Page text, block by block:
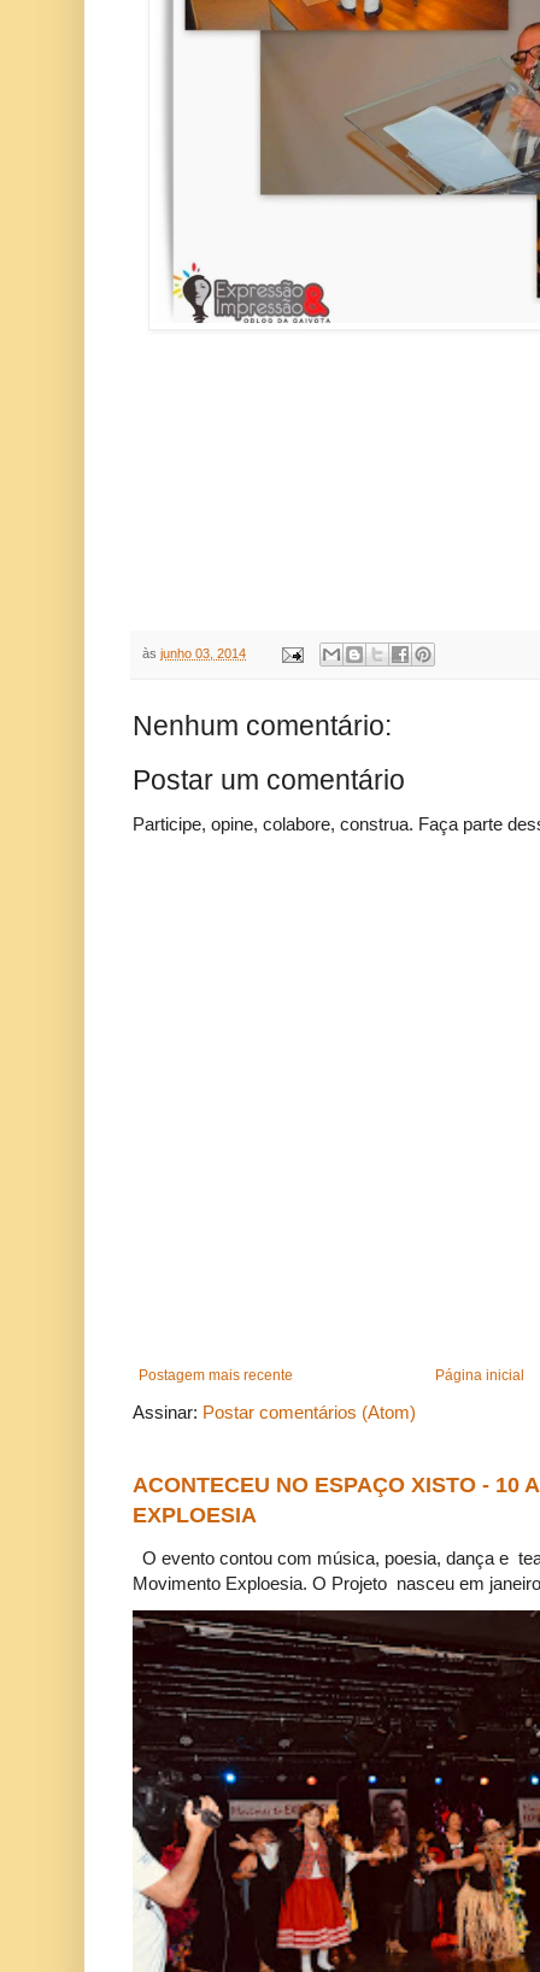
às junho 03, 2014
Nenhum comentário:
Postar um comentário
Participe, opine, colabore, construa. Faça parte
Postagem mais recente Página inicial
Assinar: Postar comentários (Atom)
ACONTECEU NO ESPAÇO XISTO - 10
EXPLOESIA
O evento contou com música, poesia, dança e
Movimento Exploesia. O Projeto nasceu em